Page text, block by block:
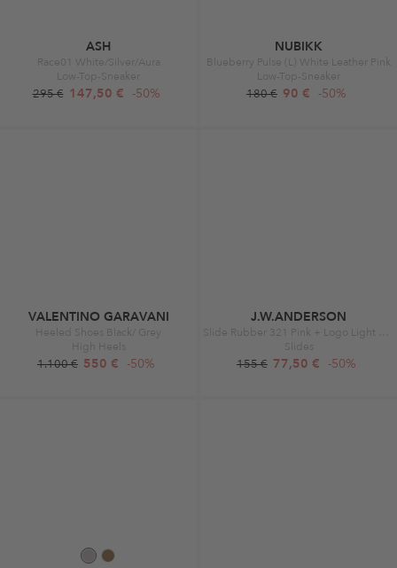
ASH
Race01 White/Silver/Aura
Low-Top-Sneaker
295 € 147,50 € -50%
NUBIKK
Blueberry Pulse (L) White Leather Pink
Low-Top-Sneaker
180 € 90 € -50%
VALENTINO GARAVANI
Heeled Shoes Black/ Grey
High Heels
1.100 € 550 € -50%
J.W.ANDERSON
Slides
155 € 77,50 € -50%